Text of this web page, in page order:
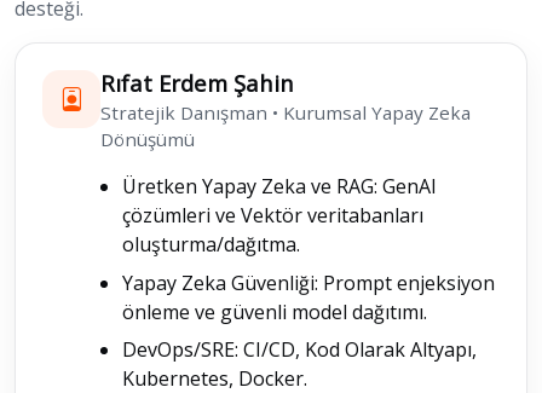
desteği.
Rıfat Erdem Şahin
Stratejik Danışman • Kurumsal Yapay Zeka
Dönüşümü
Üretken Yapay Zeka ve RAG: GenAI
çözümleri ve Vektör veritabanları
oluşturma/dağıtma.
Yapay Zeka Güvenliği: Prompt enjeksiyon
önleme ve güvenli model dağıtımı.
DevOps/SRE: CI/CD, Kod Olarak Altyapı,
Kubernetes, Docker.